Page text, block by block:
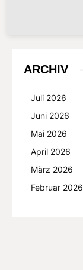
ARCHIV
Juli 2026
Juni 2026
Mai 2026
April 2026
März 2026
Februar 2026